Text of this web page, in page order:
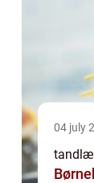
04 july